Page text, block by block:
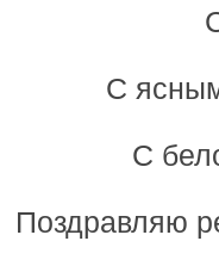
С
С
Поздравляю